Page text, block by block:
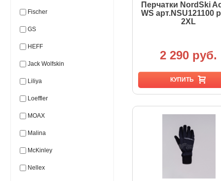
Fischer
GS
HEFF
Jack Wolfskin
Liliya
Loeffler
MOAX
Malina
McKinley
Nellex
Перчатки NordSki
WS арт.NSU121100
2XL
2 290 руб.
КУПИТЬ